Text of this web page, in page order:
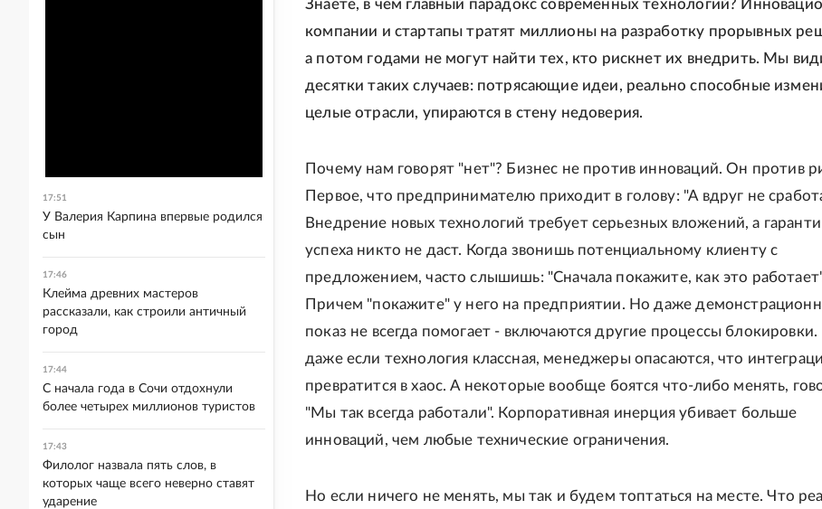
Знаете, в чем главный парадокс современных технологий?
компании и стартапы тратят миллионы на разработку прорывных
а потом годами не могут найти тех, кто рискнет их внедрить. Мы
десятки таких случаев: потрясающие идеи, реально способные
целые отрасли, упираются в стену недоверия.
Почему нам говорят "нет"? Бизнес не против инноваций. Он против
Первое, что предпринимателю приходит в голову: "А вдруг не
Внедрение новых технологий требует серьезных вложений, а
успеха никто не даст. Когда звонишь потенциальному клиенту с
предложением, часто слышишь: "Сначала покажите, как это
Причем "покажите" у него на предприятии. Но даже
показ не всегда помогает - включаются другие процессы блокировки.
даже если технология классная, менеджеры опасаются, что
превратится в хаос. А некоторые вообще боятся что-либо менять,
"Мы так всегда работали". Корпоративная инерция убивает больше
инноваций, чем любые технические ограничения.
Но если ничего не менять, мы так и будем топтаться на месте. Что
17:51
У Валерия Карпина впервые родился
сын
17:46
Клейма древних мастеров
рассказали, как строили античный
город
17:44
С начала года в Сочи отдохнули
более четырех миллионов туристов
17:43
Филолог назвала пять слов, в
которых чаще всего неверно ставят
ударение